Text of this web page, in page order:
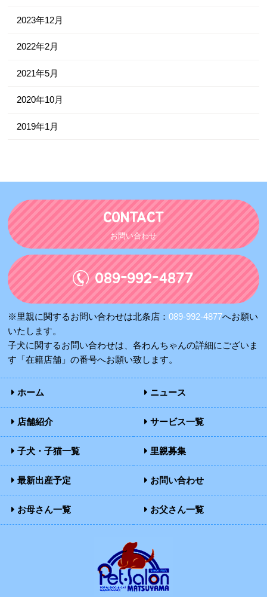
2023年12月
2022年2月
2021年5月
2020年10月
2019年1月
CONTACT
お問い合わせ
089-992-4877
※里親に関するお問い合わせは北条店：089-992-4877へお願い
いたします。
子犬に関するお問い合わせは、各わんちゃんの詳細にございま
す「在籍店舗」の番号へお願い致します。
ホーム ニュース
店舗紹介 サービス一覧
子犬・子猫一覧 里親募集
最新出産予定 お問い合わせ
お母さん一覧 お父さん一覧